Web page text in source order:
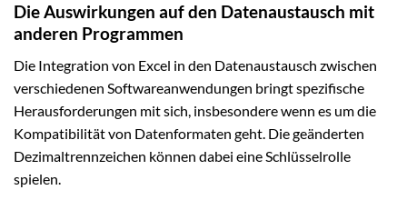
Die Auswirkungen auf den Datenaustausch mit
anderen Programmen
Die Integration von Excel in den Datenaustausch zwischen
verschiedenen Softwareanwendungen bringt spezifische
Herausforderungen mit sich, insbesondere wenn es um die
Kompatibilität von Datenformaten geht. Die geänderten
Dezimaltrennzeichen können dabei eine Schlüsselrolle
spielen.